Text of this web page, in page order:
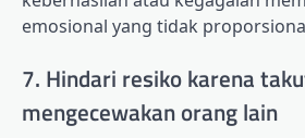
emosional yang tidak
7. Hindari resiko karena
mengecewakan orang lain